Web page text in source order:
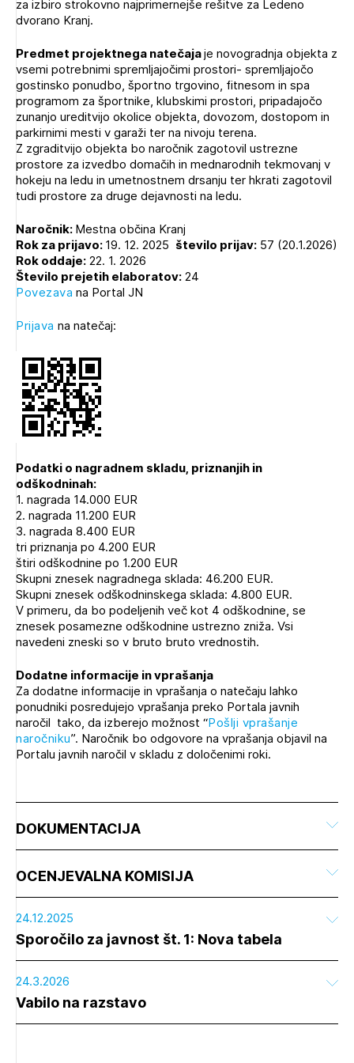
POZABLJENO GESLO
REGISTRIRAJTE SE
za izbiro strokovno najprimernejše rešitve za Ledeno
dvorano Kranj.
Predmet projektnega natečajaje novogradnja objekta z
vsemi potrebnimi spremljajočimi prostori- spremljajočo
gostinsko ponudbo, športno trgovino, fitnesom in spa
programom za športnike, klubskimi prostori, pripadajočo
zunanjo ureditvijo okolice objekta, dovozom, dostopom in
parkirnimi mesti v garaži ter na nivoju terena.
Z zgraditvijo objekta bo naročnik zagotovil ustrezne
prostore za izvedbo domačih in mednarodnih tekmovanj v
hokeju na ledu in umetnostnem drsanju ter hkrati zagotovil
tudi prostore za druge dejavnosti na ledu.
Naročnik:Mestna občina Kranj
Rok za prijavo:19. 12. 2025 število prijav: 57 (20.1.2026)
Rok oddaje:22. 1. 2026
Število prejetih elaboratov:24
Povezava na Portal JN
Prijava na natečaj:
Podatki o nagradnem skladu, priznanjih in
odškodninah:
1. nagrada 14.000 EUR
2. nagrada 11.200 EUR
3. nagrada 8.400 EUR
tri priznanja po 4.200 EUR
štiri odškodnine po 1.200 EUR
Skupni znesek nagradnega sklada: 46.200 EUR.
Skupni znesek odškodninskega sklada: 4.800 EUR.
V primeru, da bo podeljenih več kot 4 odškodnine, se
znesek posamezne odškodnine ustrezno zniža. Vsi
navedeni zneski so v bruto bruto vrednostih.
Dodatne informacije in vprašanja
Za dodatne informacije in vprašanja o natečaju lahko
ponudniki posredujejo vprašanja preko Portala javnih
naročil tako, da izberejo možnost “Pošlji vprašanje
naročniku”. Naročnik bo odgovore na vprašanja objavil na
Portalu javnih naročil v skladu z določenimi roki.
DOKUMENTACIJA
OCENJEVALNA KOMISIJA
24.12.2025
Sporočilo za javnost št. 1: Nova tabela
24.3.2026
Vabilo na razstavo
PRIJAVITE SE
Novičnik natečajev
Dnevne medijske objave
NAPREJ